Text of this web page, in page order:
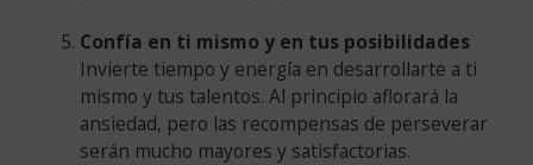
Confía en ti mismo y en tus posibilidades
Invierte tiempo y energía en desarrollarte a ti
mismo y tus talentos. Al principio aflorará la
ansiedad, pero las recompensas de perseverar
serán mucho mayores y satisfactorias.